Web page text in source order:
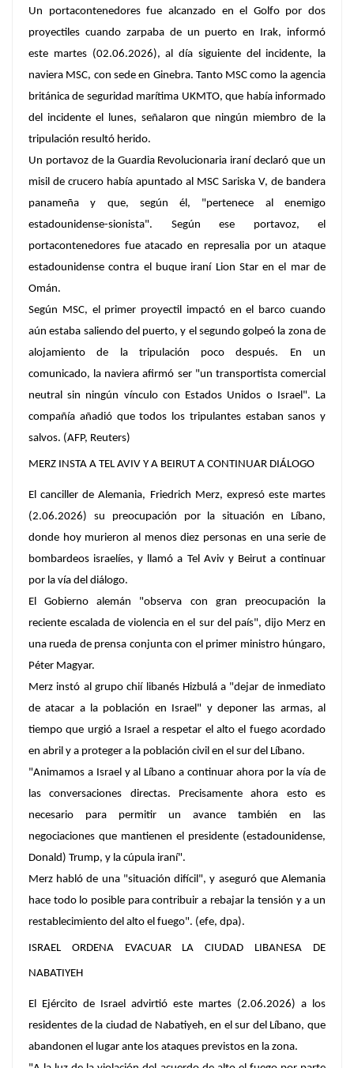
Un portacontenedores fue alcanzado en el Golfo por dos
proyectiles cuando zarpaba de un puerto en Irak, informó
este martes (02.06.2026), al día siguiente del incidente, la
naviera MSC, con sede en Ginebra. Tanto MSC como la agencia
británica de seguridad marítima UKMTO, que había informado
del incidente el lunes, señalaron que ningún miembro de la
tripulación resultó herido.
Un portavoz de la Guardia Revolucionaria iraní declaró que un
misil de crucero había apuntado al MSC Sariska V, de bandera
panameña y que, según él, "pertenece al enemigo
estadounidense-sionista". Según ese portavoz, el
portacontenedores fue atacado en represalia por un ataque
estadounidense contra el buque iraní Lion Star en el mar de
Omán.
Según MSC, el primer proyectil impactó en el barco cuando
aún estaba saliendo del puerto, y el segundo golpeó la zona de
alojamiento de la tripulación poco después. En un
comunicado, la naviera afirmó ser "un transportista comercial
neutral sin ningún vínculo con Estados Unidos o Israel". La
compañía añadió que todos los tripulantes estaban sanos y
salvos. (AFP, Reuters)
MERZ INSTA A TEL AVIV Y A BEIRUT A CONTINUAR DIÁLOGO
El canciller de Alemania, Friedrich Merz, expresó este martes
(2.06.2026) su preocupación por la situación en Líbano,
donde hoy murieron al menos diez personas en una serie de
bombardeos israelíes, y llamó a Tel Aviv y Beirut a continuar
por la vía del diálogo.
El Gobierno alemán "observa con gran preocupación la
reciente escalada de violencia en el sur del país", dijo Merz en
una rueda de prensa conjunta con el primer ministro húngaro,
Péter Magyar.
Merz instó al grupo chií libanés Hizbulá a "dejar de inmediato
de atacar a la población en Israel" y deponer las armas, al
tiempo que urgió a Israel a respetar el alto el fuego acordado
en abril y a proteger a la población civil en el sur del Líbano.
"Animamos a Israel y al Líbano a continuar ahora por la vía de
las conversaciones directas. Precisamente ahora esto es
necesario para permitir un avance también en las
negociaciones que mantienen el presidente (estadounidense,
Donald) Trump, y la cúpula iraní".
Merz habló de una "situación difícil", y aseguró que Alemania
hace todo lo posible para contribuir a rebajar la tensión y a un
restablecimiento del alto el fuego". (efe, dpa).
ISRAEL ORDENA EVACUAR LA CIUDAD LIBANESA DE
NABATIYEH
El Ejército de Israel advirtió este martes (2.06.2026) a los
residentes de la ciudad de Nabatiyeh, en el sur del Líbano, que
abandonen el lugar ante los ataques previstos en la zona.